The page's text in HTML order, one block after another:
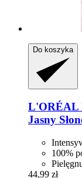
Do koszyka
L'ORÉAL
Jasny
100%
44,99 zł